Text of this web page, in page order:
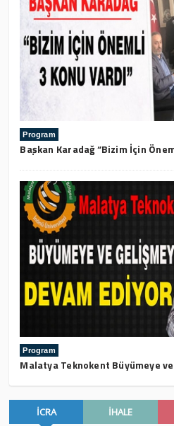
Program
Başkan Karadağ “Bizim İçin
Program
Malatya Teknokent Büyümeye